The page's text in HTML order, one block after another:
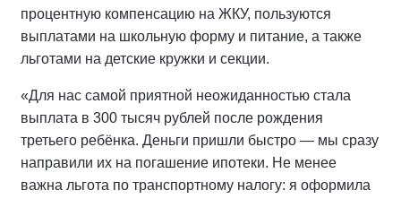
процентную компенсацию на ЖКУ, пользуются
выплатами на школьную форму и питание, а также
льготами на детские кружки и секции.
«Для нас самой приятной неожиданностью стала
выплата в 300 тысяч рублей после рождения
третьего ребёнка. Деньги пришли быстро — мы сразу
направили их на погашение ипотеки. Не менее
важна льгота по транспортному налогу: я оформила